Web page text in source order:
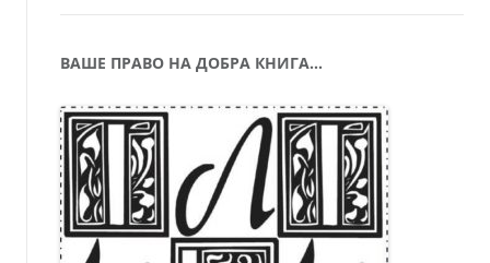
ВАШЕ ПРАВО НА ДОБРА КНИГА…